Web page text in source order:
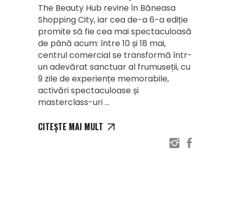
The Beauty Hub revine în Băneasa
Shopping City, iar cea de-a 6-a ediție
promite să fie cea mai spectaculoasă
de până acum: între 10 și 18 mai,
centrul comercial se transformă într-
un adevărat sanctuar al frumuseții, cu
9 zile de experiențe memorabile,
activări spectaculoase și
masterclass-uri
CITEȘTE MAI MULT